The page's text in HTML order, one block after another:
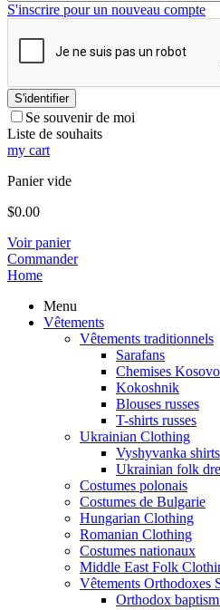
S'inscrire pour un nouveau compte
S'identifier
Se souvenir de moi
Liste de souhaits
my cart
Panier vide
$0.00
Voir panier
Commander
Home
Menu
Vêtements
Vêtements traditionnels
Sarafans
Chemises
Kokoshnik
Blouses russes
T-shirts russes
Ukrainian Clothing
Vyshyvanka shirts
Ukrainian folk
Costumes polonais
Costumes de Bulgarie
Hungarian Clothing
Romanian Clothing
Costumes nationaux
Middle East Folk
Vêtements Orthodoxes
Orthodox